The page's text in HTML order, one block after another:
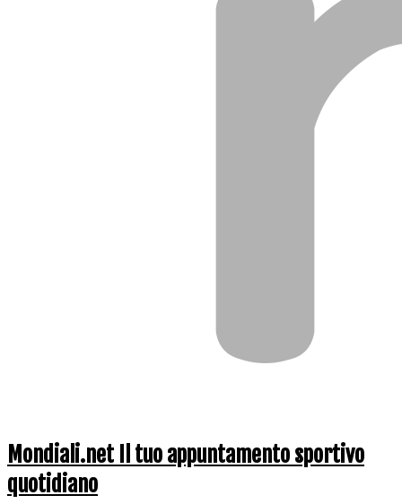
Mondiali.net Il tuo appuntamento sportivo
quotidiano